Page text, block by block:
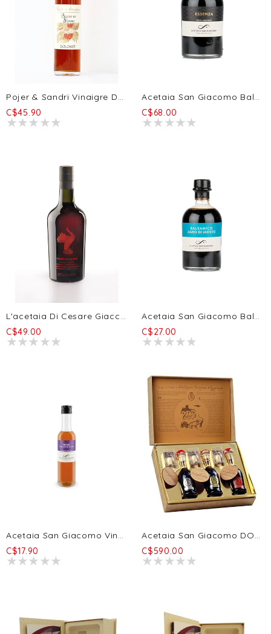
C$45.90
C$68.00
L'acetaia Di Cesare Giaccone Cesare Giaccone Vinaigre De Vin Rouge 500ml
C$49.00
Acetaia San Giacomo Balsamique Agro Di Mosto BIO - 2a 250ml
C$27.00
Acetaia San Giacomo Vinaigre De Vin Rose' 250ml
C$17.90
Acetaia San Giacomo DOP Triptych - Oro + Argento + Aragosta 3x100ml
C$590.00